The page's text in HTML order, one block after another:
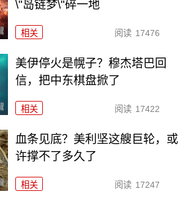
\"岛链梦\"碎一地
相关 阅读 17476
美伊停火是幌子？穆杰塔巴回
信，把中东棋盘掀了
相关 阅读 17422
血条见底？美利坚这艘巨轮，或
许撑不了多久了
相关 阅读 17247